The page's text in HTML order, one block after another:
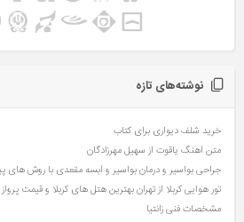
نوشته‌های تازه
خرید شلف دیواری برای کتاب
متن آهنگ یاقوت از سهیل مهرزادگان
جراحی بواسیر و درمان بواسیر و آبسه مقعدی با روش های
تور هوایی کربلا از تهران بهترین هتل های کربلا و قیمت
مشخصات فنی زانتیا